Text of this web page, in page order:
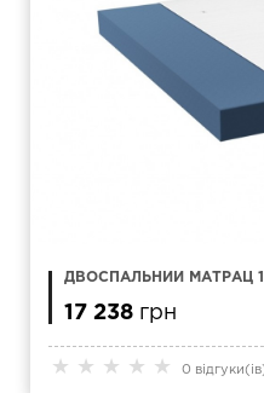
★ ★ ★ ★ ★ 0
ДВОСПАЛЬНИЙ МАТРАЦ
17 238 грн